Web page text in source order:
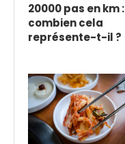
20000 pas en km :
combien cela
représente-t-il ?